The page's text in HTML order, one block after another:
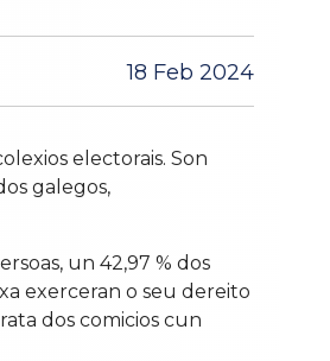
18 Feb 2024
electorais. Son
galegos,
un 42,97 % dos
exerceran o seu dereito
dos comicios cun